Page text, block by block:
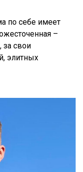
по себе имеет
–
за свои
элитных